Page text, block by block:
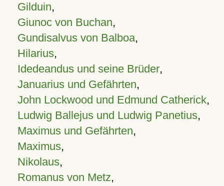
Gilduin,
Giunoc von Buchan,
Gundisalvus von Balboa,
Hilarius,
Idedeandus und seine Brüder,
Januarius und Gefährten,
John Lockwood und Edmund Catherick,
Ludwig Ballejus und Ludwig Panetius,
Maximus und Gefährten,
Maximus,
Nikolaus,
Romanus von Metz,